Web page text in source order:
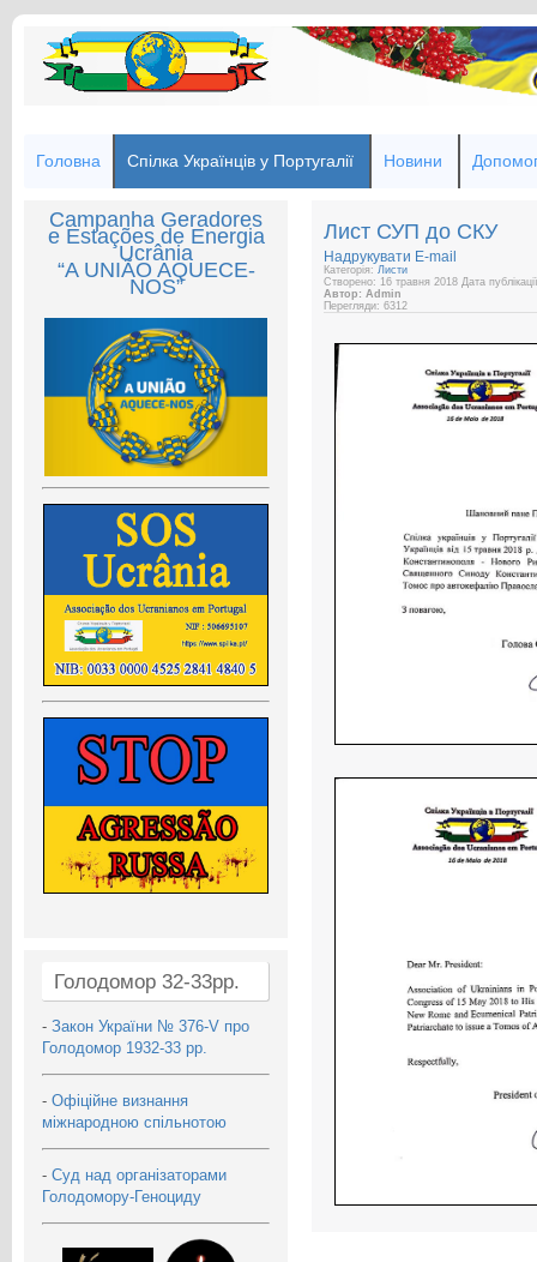
Головна Спілка Українців у Португалії Новини
Campanha Geradores
e Estações de Energia
Ucrânia
“A UNIÃO AQUECE-
NOS”
Голодомор 32-33рр.
- Закон України № 376-V про
Голодомор 1932-33 рр.
- Офіційне визнання
міжнародною спільнотою
- Суд над організаторами
Голодомору-Геноциду
Лист СУП до СКУ
Надрукувати E-mail
Категорія: Листи
Створено: 16 травня 2018 Дата публікації
Автор: Admin
Перегляди: 6312